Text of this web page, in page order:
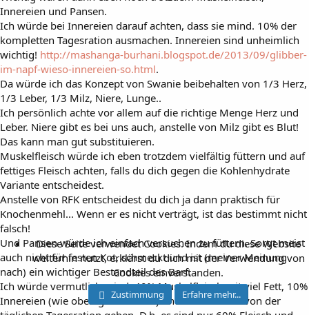
Innereien und Pansen.
Ich würde bei Innereien darauf achten, dass sie mind. 10% der
kompletten Tagesration ausmachen. Innereien sind unheimlich
wichtig! http://mashanga-burhani.blogspot.de/2013/09/glibber-
im-napf-wieso-innereien-so.html.
Da würde ich das Konzept von Swanie beibehalten von 1/3 Herz,
1/3 Leber, 1/3 Milz, Niere, Lunge..
Ich persönlich achte vor allem auf die richtige Menge Herz und
Leber. Niere gibt es bei uns auch, anstelle von Milz gibt es Blut!
Das kann man gut substituieren.
Muskelfleisch würde ich eben trotzdem vielfältig füttern und auf
fettiges Fleisch achten, falls du dich gegen die Kohlenhydrate
Variante entscheidest.
Anstelle von RFK entscheidest du dich ja dann praktisch für
Knochenmehl... Wenn er es nicht verträgt, ist das bestimmt nicht
falsch!
Und Pansen würde ich einfach versuchen zu füttern. Sorgt meist
auch nicht für festen Kot, schmeckt und ist (meiner Meinung
nach) ein wichtiger Bestandteil des Barf.
Ich würde vermutlich mind. 40% Muskelfleisch mit viel Fett, 10%
Innereien (wie oben geschrieben) und 10% Pansen von der
Diese Seite verwendet Cookies. Indem du diese Website
weiterhin nutzt, erklärst du dich mit der Verwendung von
Cookies einverstanden.
Zustimmung Erfahre mehr...